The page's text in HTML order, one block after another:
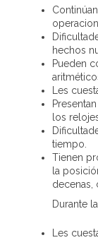
hechos
Pueden
Les
los
tiempo.
Tienen
la
decenas,
Durante la
Les